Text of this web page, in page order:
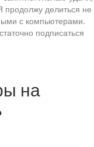
продолжу делиться не
с компьютерами.
подписаться
на